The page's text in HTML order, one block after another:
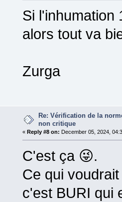
Si l'inhumation
alors tout va
Zurga
Re: Vérification de la
non critique
« Reply #8 on: December 05, 2024,
C'est ça 😜.
Ce qui
c'est BURI qui